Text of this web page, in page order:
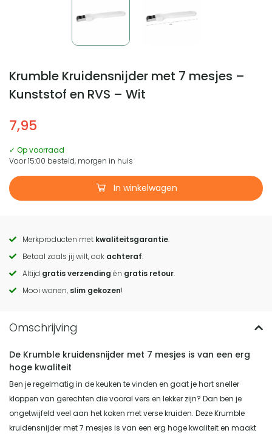
Krumble Kruidensnijder met 7 mesjes –
Kunststof en RVS – Wit
7,95
✓ Op voorraad
Voor 15:00 besteld, morgen in huis
In winkelwagen
Call
to
actions
Merkproducten met kwaliteitsgarantie.
Betaal zoals jij wilt, ook achteraf.
Altijd gratis verzending én gratis retour.
Mooi wonen, slim gekozen!
De Krumble kruidensnijder met 7 mesjes is van een erg
hoge kwaliteit
Ben je regelmatig in de keuken te vinden en gaat je hart sneller
kloppen van gerechten die vooral vers en lekker zijn? Dan ben je
ongetwijfeld veel aan het koken met verse kruiden. Deze Krumble
kruidensnijder met 7 mesjes is van een erg hoge kwaliteit en maakt